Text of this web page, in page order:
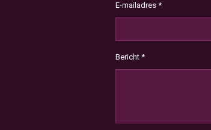
E-mailadres *
Bericht *